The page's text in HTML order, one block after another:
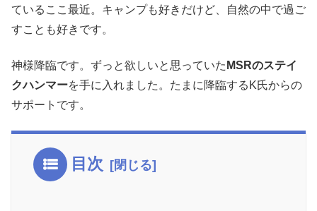
ているここ最近。キャンプも好きだけど、自然の中で過ご
すことも好きです。
神様降臨です。ずっと欲しいと思っていた MSRのステイ
クハンマーを手に入れました。たまに降臨するK氏からの
サポートです。
目次